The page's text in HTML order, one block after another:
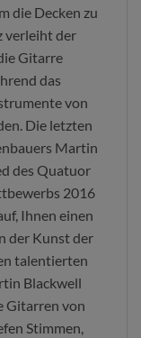
die Decken zu
verleiht der
Gitarre
das
von
Die letzten
Martin
des Quatuor
2016
Ihnen einen
der Kunst der
talentierten
Blackwell
Gitarren von
Stimmen,